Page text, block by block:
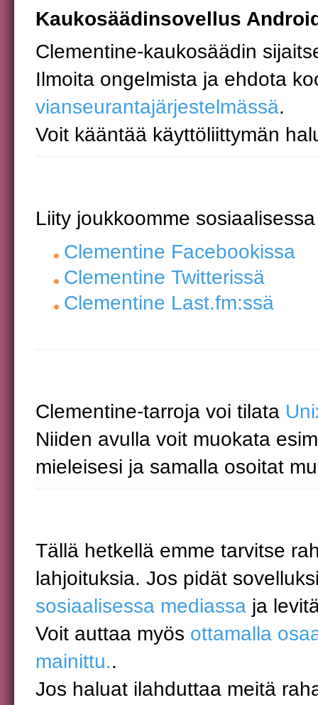
Kaukosäädinsovellus
Clementine-kaukosäädin
Ilmoita ongelmista ja ehdota
vianseurantajärjestelmässä.
Voit kääntää käyttöliittymän
Liity joukkoomme
Clementine Facebookissa
Clementine Twitterissä
Clementine Last.fm:ssä
Clementine-tarroja voi tilata
Niiden avulla voit muokata
mieleisesi ja samalla osoitat
Tällä hetkellä emme tarvitse
lahjoituksia. Jos pidät
sosiaalisessa mediassa ja
Voit auttaa myös ottamalla
mainittu..
Jos haluat ilahduttaa meitä